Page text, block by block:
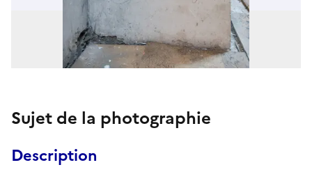
Sujet de la photographie
Description